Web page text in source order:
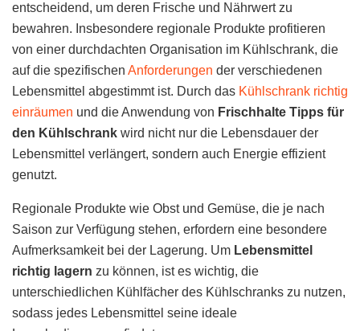
entscheidend, um deren Frische und Nährwert zu
bewahren. Insbesondere regionale Produkte profitieren
von einer durchdachten Organisation im Kühlschrank, die
auf die spezifischen Anforderungen der verschiedenen
Lebensmittel abgestimmt ist. Durch das Kühlschrank richtig
einräumen und die Anwendung von Frischhalte Tipps für
den Kühlschrank wird nicht nur die Lebensdauer der
Lebensmittel verlängert, sondern auch Energie effizient
genutzt.
Regionale Produkte wie Obst und Gemüse, die je nach
Saison zur Verfügung stehen, erfordern eine besondere
Aufmerksamkeit bei der Lagerung. Um Lebensmittel
richtig lagern zu können, ist es wichtig, die
unterschiedlichen Kühlfächer des Kühlschranks zu nutzen,
sodass jedes Lebensmittel seine ideale